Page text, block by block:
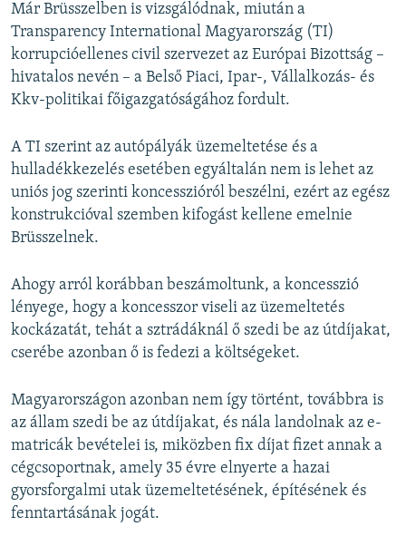
Már Brüsszelben is vizsgálódnak, miután a
Transparency International Magyarország (TI)
korrupcióellenes civil szervezet az Európai Bizottság –
hivatalos nevén – a Belső Piaci, Ipar-, Vállalkozás- és
Kkv-politikai főigazgatóságához fordult.
A TI szerint az autópályák üzemeltetése és a
hulladékkezelés esetében egyáltalán nem is lehet az
uniós jog szerinti koncesszióról beszélni, ezért az egész
konstrukcióval szemben kifogást kellene emelnie
Brüsszelnek.
Ahogy arról korábban beszámoltunk, a koncesszió
lényege, hogy a koncesszor viseli az üzemeltetés
kockázatát, tehát a sztrádáknál ő szedi be az útdíjakat,
cserébe azonban ő is fedezi a költségeket.
Magyarországon azonban nem így történt, továbbra is
az állam szedi be az útdíjakat, és nála landolnak az e-
matricák bevételei is, miközben fix díjat fizet annak a
cégcsoportnak, amely 35 évre elnyerte a hazai
gyorsforgalmi utak üzemeltetésének, építésének és
fenntartásának jogát.